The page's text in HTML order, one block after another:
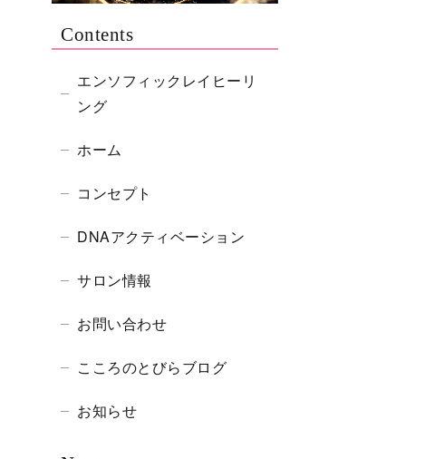
Contents
エンソフィックレイヒーリ
ング
ホーム
コンセプト
DNAアクティベーション
サロン情報
お問い合わせ
こころのとびらブログ
お知らせ